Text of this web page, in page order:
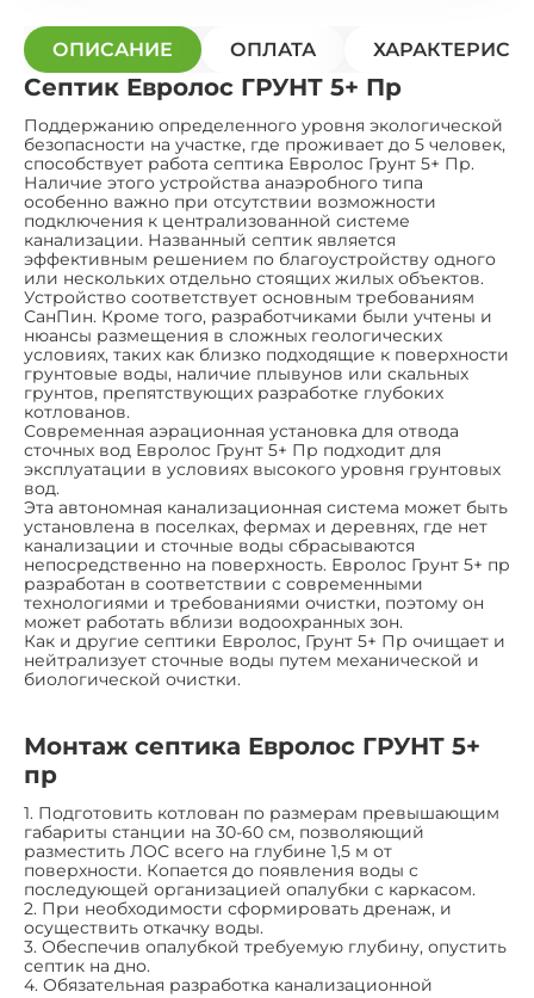
ОПИСАНИЕ ОПЛАТА
Септик Евролос ГРУНТ 5+ Пр
Поддержанию определенного уровня экологической
безопасности на участке, где проживает до 5 человек,
способствует работа септика Евролос Грунт 5+ Пр.
Наличие этого устройства анаэробного типа
особенно важно при отсутствии возможности
подключения к централизованной системе
канализации. Названный септик является
эффективным решением по благоустройству одного
или нескольких отдельно стоящих жилых объектов.
Устройство соответствует основным требованиям
СанПин. Кроме того, разработчиками были учтены и
нюансы размещения в сложных геологических
условиях, таких как близко подходящие к поверхности
грунтовые воды, наличие плывунов или скальных
грунтов, препятствующих разработке глубоких
котлованов.
Современная аэрационная установка для отвода
сточных вод Евролос Грунт 5+ Пр подходит для
эксплуатации в условиях высокого уровня грунтовых
вод.
Эта автономная канализационная система может быть
установлена в поселках, фермах и деревнях, где нет
канализации и сточные воды сбрасываются
непосредственно на поверхность. Евролос Грунт 5+ пр
разработан в соответствии с современными
технологиями и требованиями очистки, поэтому он
может работать вблизи водоохранных зон.
Как и другие септики Евролос, Грунт 5+ Пр очищает и
нейтрализует сточные воды путем механической и
биологической очистки.
Монтаж септика Евролос ГРУНТ 5+
пр
1. Подготовить котлован по размерам превышающим
габариты станции на 30-60 см, позволяющий
разместить ЛОС всего на глубине 1,5 м от
поверхности. Копается до появления воды с
последующей организацией опалубки с каркасом.
2. При необходимости сформировать дренаж, и
осуществить откачку воды.
3. Обеспечив опалубкой требуемую глубину, опустить
септик на дно.
4. Обязательная разработка канализационной